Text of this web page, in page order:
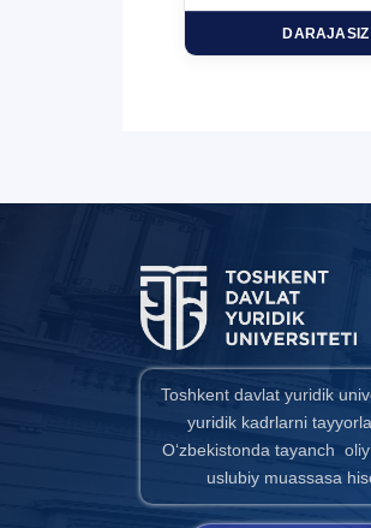
DARAJASIZ
Toshkent davlat yuridik
yuridik kadrlarni
O‘zbekistonda tayanch
uslubiy muassasa